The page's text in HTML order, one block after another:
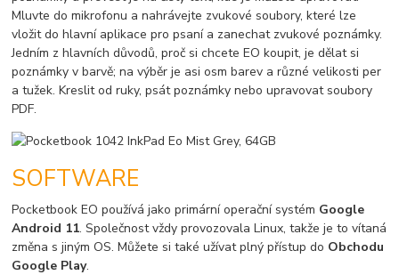
Mluvte do mikrofonu a nahrávejte zvukové soubory, které lze
vložit do hlavní aplikace pro psaní a zanechat zvukové poznámky.
Jedním z hlavních důvodů, proč si chcete EO koupit, je dělat si
poznámky v barvě; na výběr je asi osm barev a různé velikosti per
a tužek. Kreslit od ruky, psát poznámky nebo upravovat soubory
PDF.
SOFTWARE
Pocketbook EO používá jako primární operační systém Google
Android 11. Společnost vždy provozovala Linux, takže je to vítaná
změna s jiným OS. Můžete si také užívat plný přístup do Obchodu
Google Play.